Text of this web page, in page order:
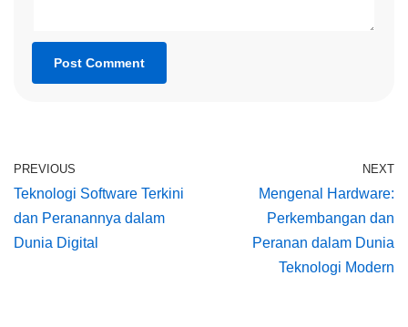
PREVIOUS
Teknologi Software Terkini
dan Peranannya dalam
Dunia Digital
NEXT
Mengenal Hardware:
Perkembangan dan
Peranan dalam Dunia
Teknologi Modern